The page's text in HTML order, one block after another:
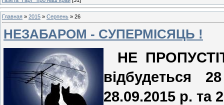
Главная » 2015 » Серпень » 26
НЕЗАБАРОМ - СУПЕРМІСЯЦЬ !
НЕ
відбудеться
28.09.2015 р. та